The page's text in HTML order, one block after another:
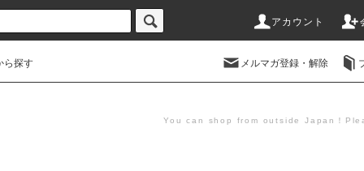
アカウント
ら探す メルマガ登録・解除
You can shop from outside Japan！